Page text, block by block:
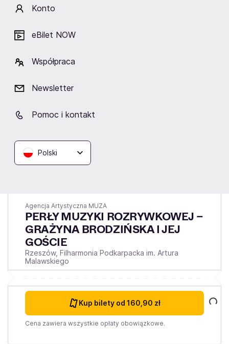
Konto
eBilet NOW
Współpraca
Newsletter
Pomoc i kontakt
Polski
Cena zawiera wszystkie opłaty obowiązkowe.
Agencja Artystyczna MUZA
PERŁY MUZYKI ROZRYWKOWEJ –
GRAŻYNA BRODZIŃSKA I JEJ
GOŚCIE
Rzeszów, Filharmonia Podkarpacka im. Artura
Malawskiego
Kup bilety od 160,90 zł
Cena zawiera wszystkie opłaty obowiązkowe.